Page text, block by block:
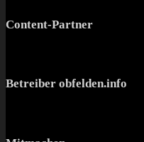
Content-Partner
Betreiber obfelden.info